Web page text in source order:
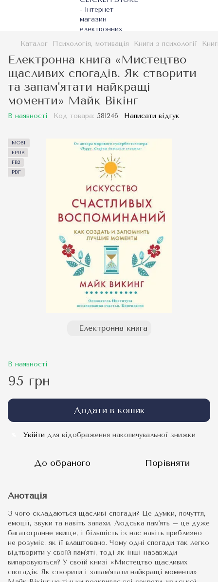
Каталог Психологія, мотивація Книги з психології
Електронна книга «Мистецтво
щасливих спогадів. Як створити
та запам'ятати найкращі
моменти» Майк Вікінг
В наявності Код товара: 581246 Написати відгук
MOBI
EPUB
FB2
PDF
Електронна книга
В наявності
95 грн
Додати в кошик
Увійти для відображення накопичувальної знижки
До обраного Порівняти
Анотація
З чого складаються щасливі спогади? Це думки, почуття,
емоції, звуки та навіть запахи. Людська пам'ять – це дуже
багатогранне явище, і більшість із нас навіть приблизно
не розуміє, як її влаштовано. Чому одні спогади так легко
відтворити у своїй пам'яті, тоді як інші назавжди
випаровуються? У своїй книзі «Мистецтво щасливих
спогадів. Як створити і запам'ятати найкращі моменти»